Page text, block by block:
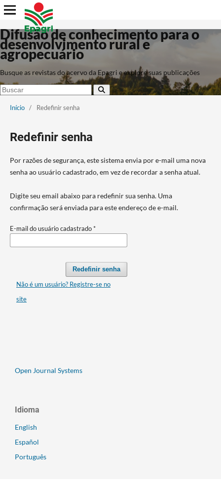
Difusão de conhecimento para o
desenvolvimento rural e
agropecuário
Busque as revistas do acervo da Epagri e explore suas publicações
Início / Redefinir senha
Redefinir senha
Por razões de segurança, este sistema envia por e-mail uma nova
senha ao usuário cadastrado, em vez de recordar a senha atual.
Digite seu email abaixo para redefinir sua senha. Uma
confirmação será enviada para este endereço de e-mail.
E-mail do usuário cadastrado*
Redefinir senha
Não é um usuário? Registre-se no
site
Open Journal Systems
Idioma
English
Español
Português